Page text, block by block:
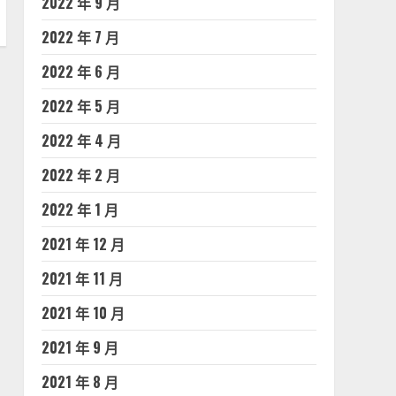
2022 年 7 月
2022 年 6 月
2022 年 5 月
2022 年 4 月
2022 年 2 月
2022 年 1 月
2021 年 12 月
2021 年 11 月
2021 年 10 月
2021 年 9 月
2021 年 8 月